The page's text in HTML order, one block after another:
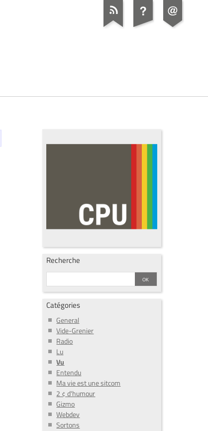
Recherche
Catégories
General
Vide-Grenier
Radio
Lu
Vu
Entendu
Ma vie est une sitcom
2 ¢ d'humour
Gizmo
Webdev
Sortons